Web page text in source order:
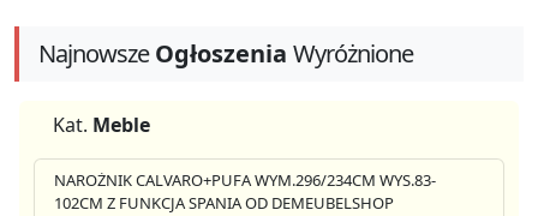
NajnowszeOgłoszenia Wyróżnione
Kat. Meble
NAROŻNIK CALVARO+PUFA WYM.296/234CM WYS.83-
102CM Z FUNKCJA SPANIA OD DEMEUBELSHOP